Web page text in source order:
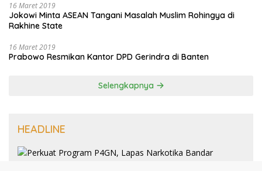
16 Maret 2019
Jokowi Minta ASEAN Tangani Masalah Muslim Rohingya di
Rakhine State
16 Maret 2019
Prabowo Resmikan Kantor DPD Gerindra di Banten
Selengkapnya
HEADLINE